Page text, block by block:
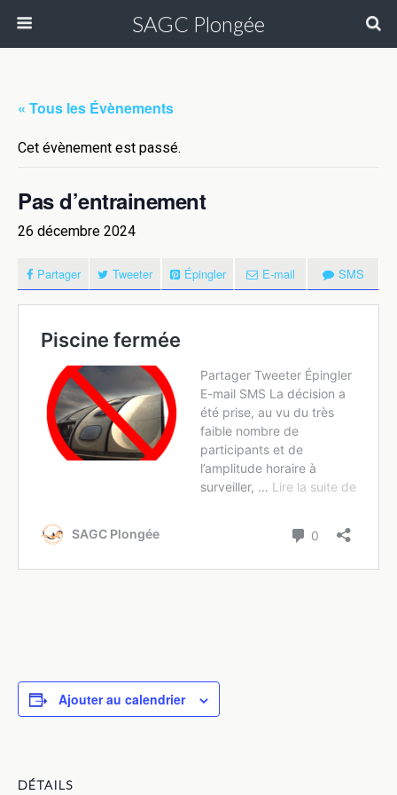
SAGC Plongée
« Tous les Évènements
Cet évènement est passé.
Pas d’entrainement
26 décembre 2024
Partager Tweeter Épingler E-mail SMS
Ajouter au calendrier
DÉTAILS